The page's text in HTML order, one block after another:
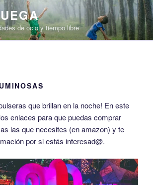
de ocio y tiempo libre
que brillan en la noche! En este
enlaces para que puedas comprar
las que necesites (en amazon) y te
por si estás interesad@.